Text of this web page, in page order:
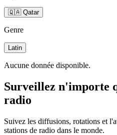
🇶🇦 Qatar
Genre
Latin
Aucune donnée disponible.
Surveillez n'importe
radio
Suivez les diffusions, rotations et
stations de radio dans le monde.